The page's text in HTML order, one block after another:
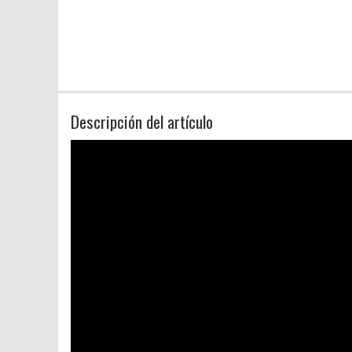
Descripción del artículo